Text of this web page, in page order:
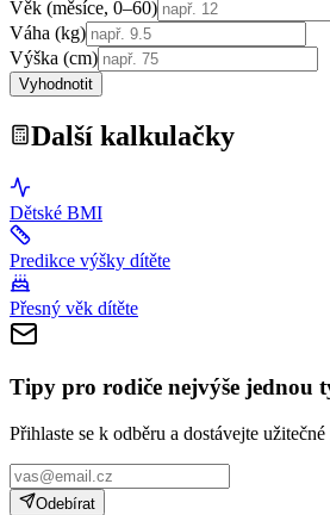
Věk (měsíce, 0–60)
Váha (kg)
Výška (cm)
Vyhodnotit
Další kalkulačky
Dětské BMI
Predikce výšky dítěte
Přesný věk dítěte
Tipy pro rodiče nejvýše jednou
Přihlaste se k odběru a dostávejte
Odebírat